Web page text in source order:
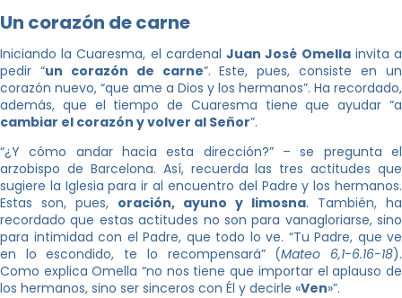
Un corazón de carne
Iniciando la Cuaresma, el cardenalJuan José Omellainvita a
pedir “un corazón de carne”. Este, pues, consiste en un
corazón nuevo, “que ame a Dios y los hermanos”. Ha recordado,
además, que el tiempo de Cuaresma tiene que ayudar “a
cambiar el corazón y volver al Señor”.
“¿Y cómo andar hacia esta dirección?” – se pregunta el
arzobispo de Barcelona. Así, recuerda las tres actitudes que
sugiere la Iglesia para ir al encuentro del Padre y los hermanos.
Estas son, pues, oración, ayuno y limosna. También, ha
recordado que estas actitudes no son para vanagloriarse, sino
para intimidad con el Padre, que todo lo ve. “Tu Padre, que ve
en lo escondido, te lo recompensará” (Mateo 6,1-6.16-18).
Como explica Omella “no nos tiene que importar el aplauso de
los hermanos, sino ser sinceros con Él y decirle «Ven»”.